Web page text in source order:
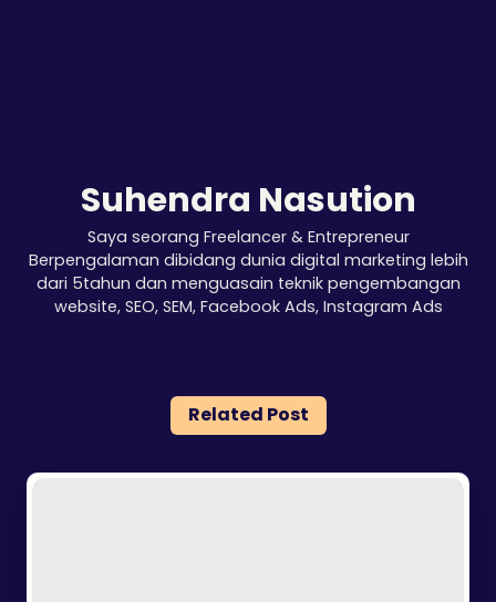
Suhendra Nasution
Saya seorang Freelancer & Entrepreneur
Berpengalaman dibidang dunia digital marketing lebih
dari 5tahun dan menguasain teknik pengembangan
website, SEO, SEM, Facebook Ads, Instagram Ads
Related Post